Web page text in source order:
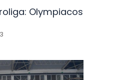
Olympiacos